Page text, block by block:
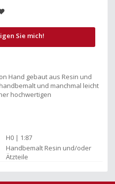
Sie mich!
Hand gebaut aus Resin und
und manchmal leicht
hochwertigen
H0 | 1:87
Handbemalt Resin und/oder
Ätzteile